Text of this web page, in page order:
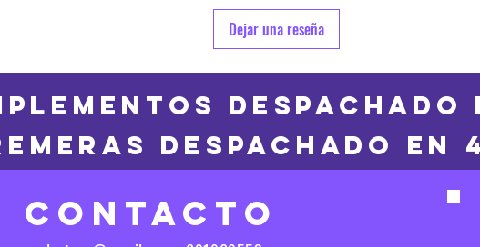
Dejar una reseña
DESPACHADO en
CONTACTO